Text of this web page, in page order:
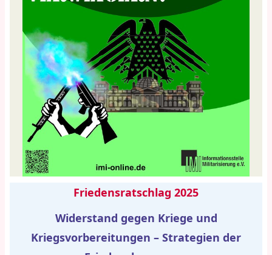
Friedensratschlag 2025
Widerstand gegen Kriege und
Kriegsvorbereitungen – Strategien der